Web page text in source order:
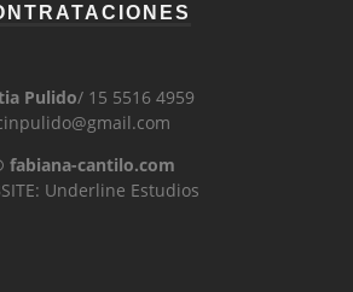
Pulido/ 15 5516 4959
fabiana-cantilo.com
Underline Estudios